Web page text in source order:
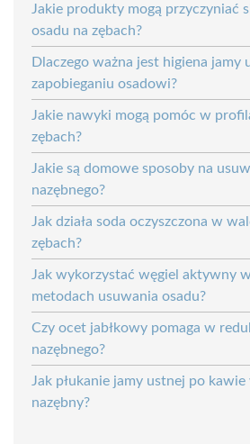
Jakie produkty mogą przyczyniać
osadu na zębach?
Dlaczego ważna jest higiena jamy
zapobieganiu osadowi?
Jakie nawyki mogą pomóc w
zębach?
Jakie są domowe sposoby na
nazębnego?
Jak działa soda oczyszczona w
zębach?
Jak wykorzystać węgiel aktywny
metodach usuwania osadu?
Czy ocet jabłkowy pomaga w
nazębnego?
Jak płukanie jamy ustnej po kawie
nazębny?